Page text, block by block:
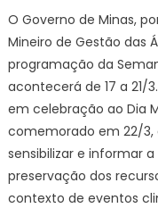
O Governo de Minas,
Mineiro de Gestão das
programação da
acontecerá de 17 a 21/
em celebração ao Dia
comemorado em 22/
sensibilizar e informar
preservação dos
contexto de eventos